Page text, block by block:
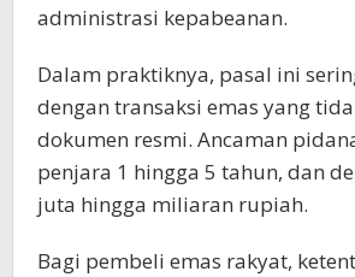
administrasi kepabeanan.
Dalam praktiknya, pasal ini
dengan transaksi emas yang
dokumen resmi. Ancaman
penjara 1 hingga 5 tahun, dan
juta hingga miliaran rupiah.
Bagi pembeli emas rakyat,